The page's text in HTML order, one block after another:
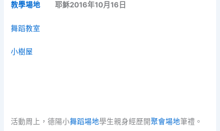
教學場地 耶穌2016年10月16日
舞蹈教室
小樹屋
活動周上，德陽小舞蹈場地學生親身經歷開聚會場地筆禮。